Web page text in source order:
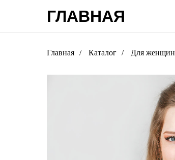
ГЛАВНАЯ
Главная / Каталог / Для женщин